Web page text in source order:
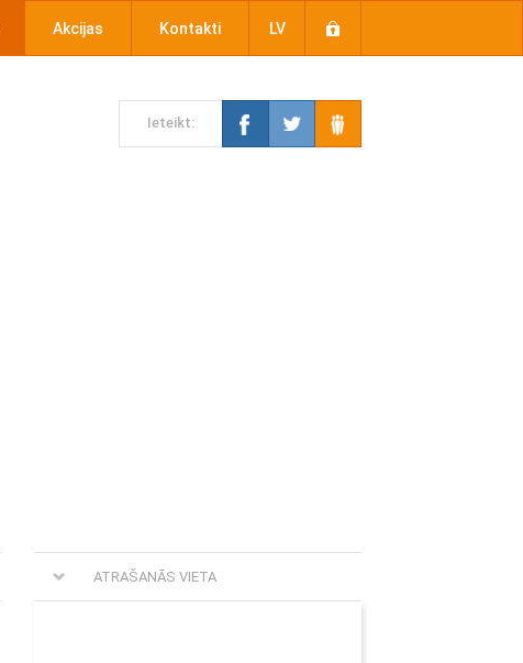
Akcijas Kontakti LV
Ieteikt:
ATRAŠANĀS VIETA